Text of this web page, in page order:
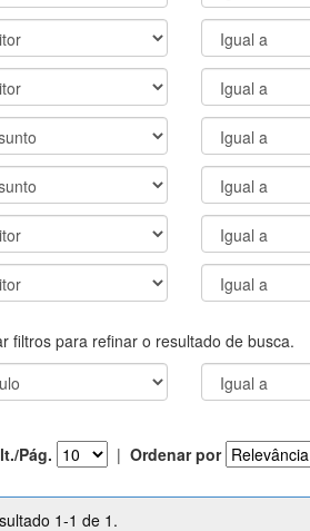
filtros para refinar o resultado de busca.
Pág. | Ordenar por
1-1 de 1.